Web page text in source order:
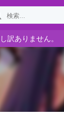
訳ありません。